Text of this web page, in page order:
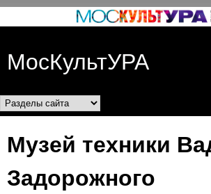
Перейти к
МосКультУРА
Разделы сайта
Музей техники
Задорожного